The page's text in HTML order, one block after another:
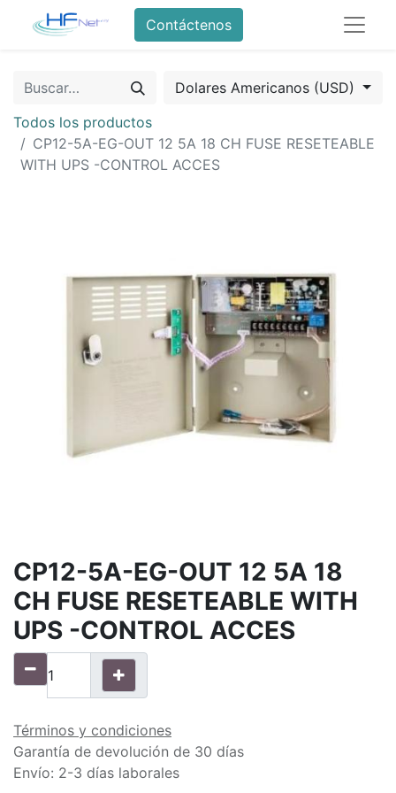
Contáctenos
Dolares Americanos (USD)
Todos los productos
CP12-5A-EG-OUT 12 5A 18 CH FUSE RESETEABLE
WITH UPS -CONTROL ACCES
CP12-5A-EG-OUT 12 5A 18
CH FUSE RESETEABLE WITH
UPS -CONTROL ACCES
Términos y condiciones
Garantía de devolución de 30 días
Envío: 2-3 días laborales